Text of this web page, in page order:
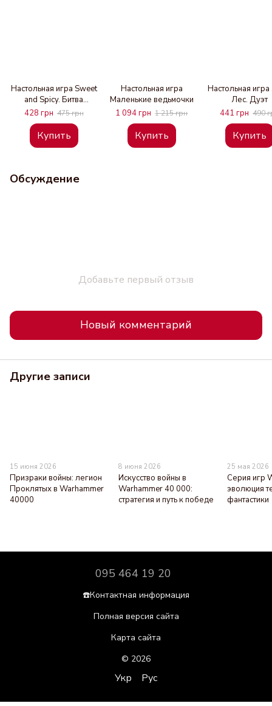
Настольная игра Sweet
and Spicy. Битва
котиков (украинская
версия)
428 грн 475 грн
Купить
Настольная игра
Маленькие ведьмочки
1 094 грн 1 215 грн
Купить
Настольная
Лес. Дуэт
441 грн 490
Купить
Обсуждение
Добавьте первый отзыв
Новый комментарий
Другие записи
15 июня 2026
Призраки войны: легион
Проклятых в Warhammer
40000
8 июня 2026
Искусство войны в
Warhammer 40 000:
стратегия и путь к победе
25 мая 2026
Серия игр
эволюция
фантастики
095 464 19 20
☎️Контактная информация
Полная версия сайта
Карта сайта
© 2026
Укр Рус